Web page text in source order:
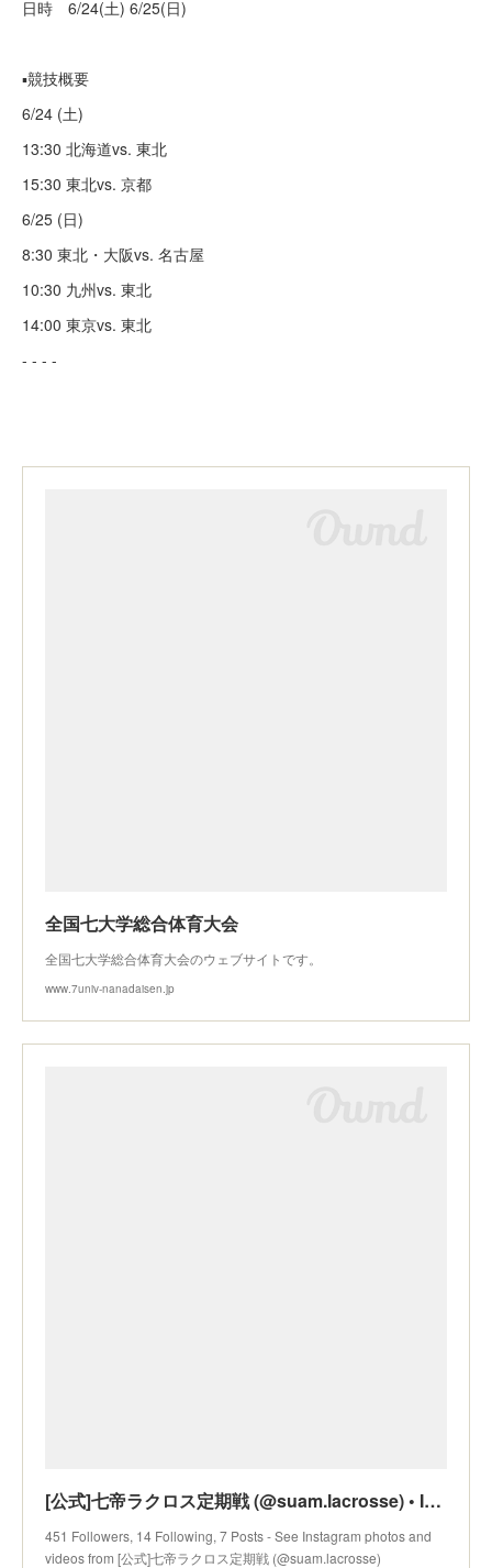
日時 6/24(土) 6/25(日)
▪︎競技概要
6/24 (土)
13:30 北海道vs. 東北
15:30 東北vs. 京都
6/25 (日)
8:30 東北・大阪vs. 名古屋
10:30 九州vs. 東北
14:00 東京vs. 東北
- - - -
全国七大学総合体育大会
全国七大学総合体育大会のウェブサイトです。
www.7univ-nanadaisen.jp
[公式]七帝ラクロス定期戦 (@suam.lacrosse) • Instagram photos and videos
451 Followers, 14 Following, 7 Posts - See Instagram photos and
videos from [公式]七帝ラクロス定期戦 (@suam.lacrosse)